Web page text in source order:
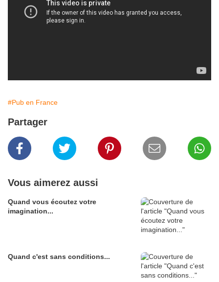
#Pub en France
Partager
Vous aimerez aussi
Quand vous écoutez votre
imagination...
Quand c'est sans conditions...